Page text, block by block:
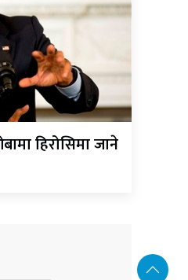
हिरोसिमा जाने